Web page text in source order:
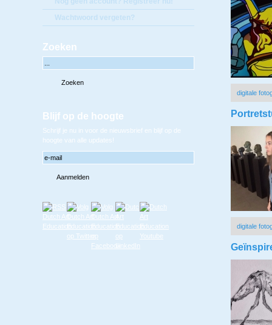
Wachtwoord vergeten?
Zoeken
Blijf op de hoogte
Schrijf je nu in voor de nieuwsbrief en blijf op de
hoogte van alle updates!
digitale
digitale